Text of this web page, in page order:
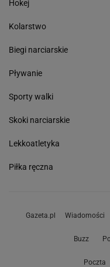
Hokej
Kolarstwo
Biegi narciarskie
Pływanie
Sporty walki
Skoki narciarskie
Lekkoatletyka
Piłka ręczna
Gazeta.pl Wiadomości
Buzz
Poczta